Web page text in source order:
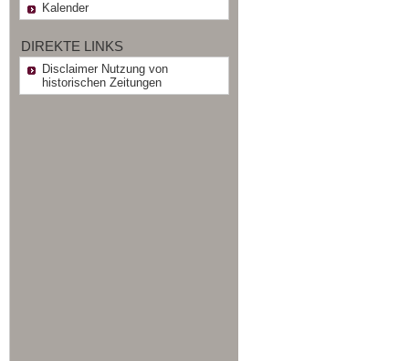
Kalender
DIREKTE LINKS
Disclaimer Nutzung von
historischen Zeitungen